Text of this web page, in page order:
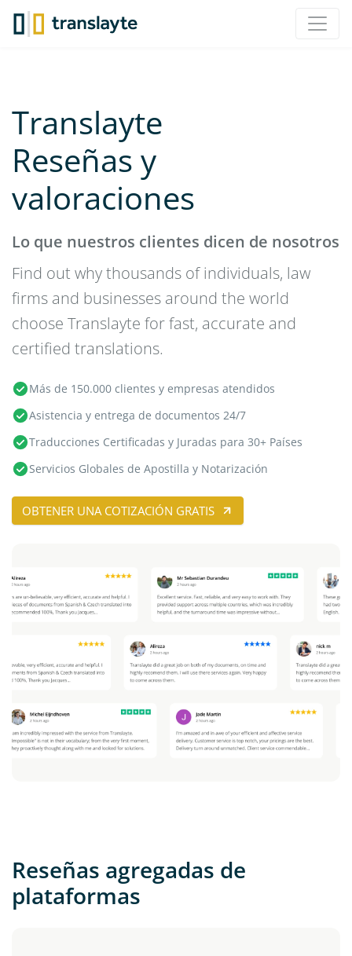
Translayte
Reseñas y
valoraciones
Lo que nuestros clientes dicen de nosotros
Find out why thousands of individuals, law
firms and businesses around the world
choose Translayte for fast, accurate and
certified translations.
Más de 150.000 clientes y empresas atendidos
Asistencia y entrega de documentos 24/7
Traducciones Certificadas y Juradas para 30+ Países
Servicios Globales de Apostilla y Notarización
OBTENER UNA COTIZACIÓN GRATIS
Reseñas agregadas de
plataformas